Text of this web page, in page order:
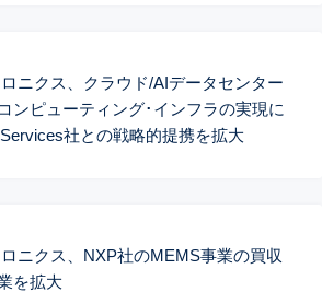
ニクス、クラウド/AIデータセンター
ンピューティング･インフラの実現に
社との戦略的提携を拡大
ニクス、NXP社のMEMS事業の買収
を拡大